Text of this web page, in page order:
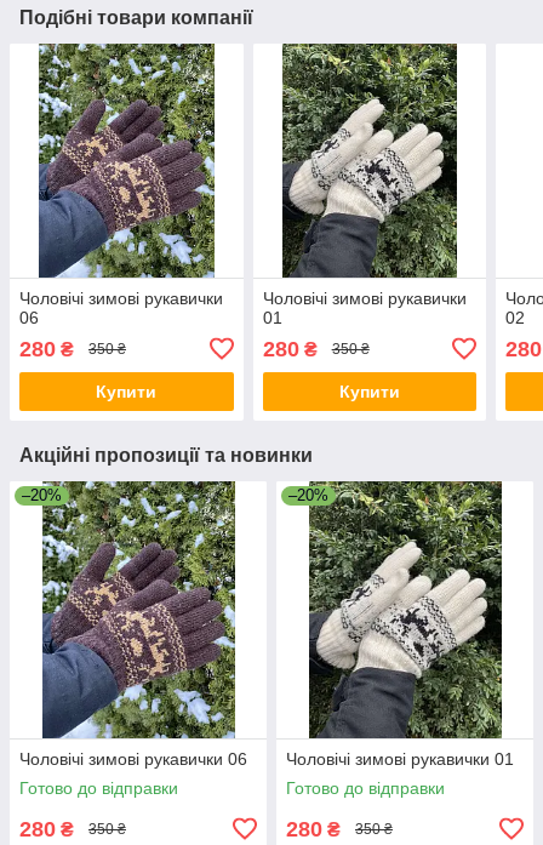
Подібні товари компанії
Чоловічі зимові рукавички
06
280 ₴ 350 ₴
Купити
Чоловічі зимові рукавички
01
280₴ 350 ₴
Купити
02
280
Акційні пропозиції та новинки
–20%
Чоловічі зимові рукавички 06
Готово до відправки
280 ₴ 350 ₴
–20%
Чоловічі зимові рукавички 01
Готово до відправки
280 ₴ 350 ₴